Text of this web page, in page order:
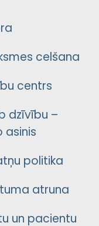
celšana
centrs
dzīvību –
asinis
politika
atruna
un pacientu